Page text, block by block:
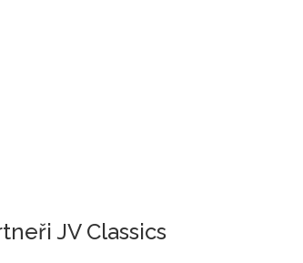
JV Classics